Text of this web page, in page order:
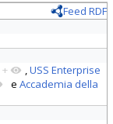
Feed RDF
+ ,USS Enterprise
e Accademia della